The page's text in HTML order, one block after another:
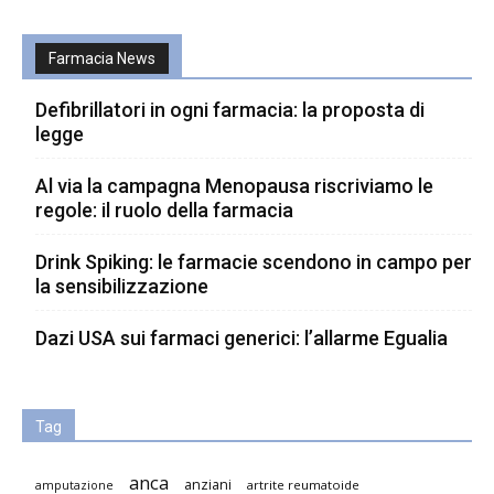
Farmacia News
Defibrillatori in ogni farmacia: la proposta di
legge
Al via la campagna Menopausa riscriviamo le
regole: il ruolo della farmacia
Drink Spiking: le farmacie scendono in campo per
la sensibilizzazione
Dazi USA sui farmaci generici: l’allarme Egualia
Tag
amputazione anca anziani artrite reumatoide